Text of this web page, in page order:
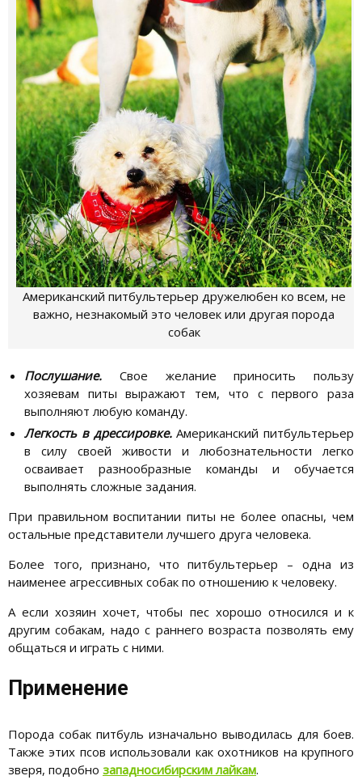
Американский питбультерьер дружелюбен ко всем, не
важно, незнакомый это человек или другая порода
собак
Послушание.
Свое желание приносить пользу
хозяевам питы выражают тем, что с первого раза
выполняют любую команду.
Легкость в дрессировке. Американский питбультерьер
в силу своей живости и любознательности легко
осваивает разнообразные команды и обучается
выполнять сложные задания.
При правильном воспитании питы не более опасны, чем
остальные представители лучшего друга человека.
Более того, признано, что питбультерьер – одна из
наименее агрессивных собак по отношению к человеку.
А если хозяин хочет, чтобы пес хорошо относился и к
другим собакам, надо с раннего возраста позволять ему
общаться и играть с ними.
Применение
Порода собак питбуль изначально выводилась для боев.
Также этих псов использовали как охотников на крупного
зверя, подобно западносибирским лайкам.